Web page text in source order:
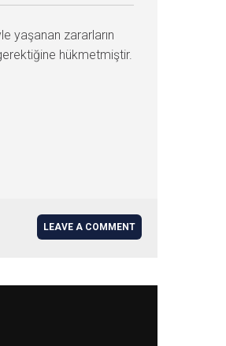
yaşanan zararların
hükmetmiştir.
LEAVE A COMMENT